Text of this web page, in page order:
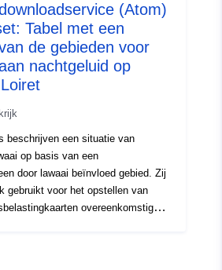
(Atom)
Tabel met een
de gebieden voor
nachtgeluid op
beschrijven een situatie van
op basis van een
door lawaai beïnvloed gebied. Zij
gebruikt voor het opstellen van
overeenkomstig